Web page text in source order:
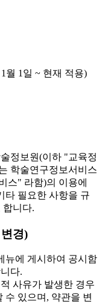
월 1일 ~ 현재 적용)
정보원(이하 "교육정
학술연구정보서비스
스" 라함)의 이용에
타 필요한 사항을 규
합니다.
경)
에 게시하여 공시함
다.
사유가 발생한 경우
수 있으며, 약관을 변